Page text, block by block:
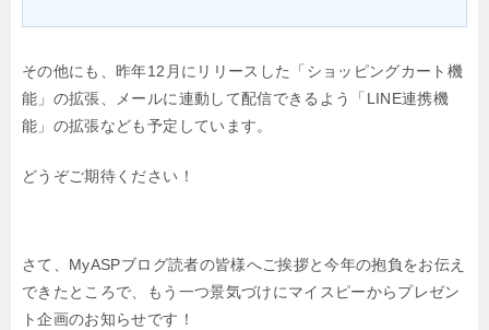
その他にも、昨年12月にリリースした「ショッピングカート機
能」の拡張、
メールに連動して配信できるよう「LINE連携機
能」の拡張なども予定しています。
どうぞご期待ください！
さて、MyASPブログ読者の皆様へご挨拶と今年の抱負をお伝え
できたところで、
もう一つ景気づけにマイスピーからプレゼン
ト企画のお知らせです！